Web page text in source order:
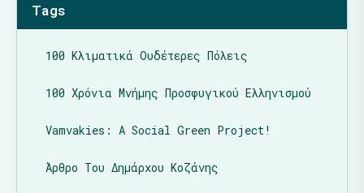
Tags
100 Κλιματικά Ουδέτερες Πόλεις
100 Χρόνια Μνήμης Προσφυγικού Ελληνισμού
Vamvakies: A Social Green Project!
Άρθρο Του Δημάρχου Κοζάνης